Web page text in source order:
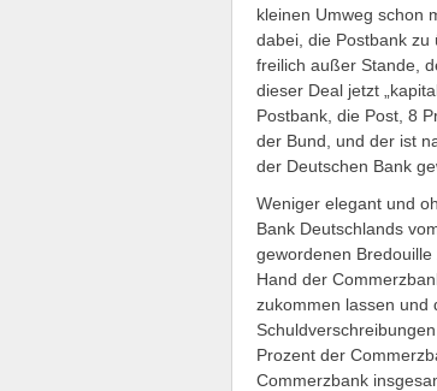
kleinen Umweg schon
dabei, die Postbank zu
freilich außer Stande,
dieser Deal jetzt
Postbank, die Post, 8
der Bund, und der ist
der Deutschen Bank
Weniger elegant und
Bank Deutschlands
gewordenen
Hand der
zukommen lassen und
Prozent der
Commerzbank